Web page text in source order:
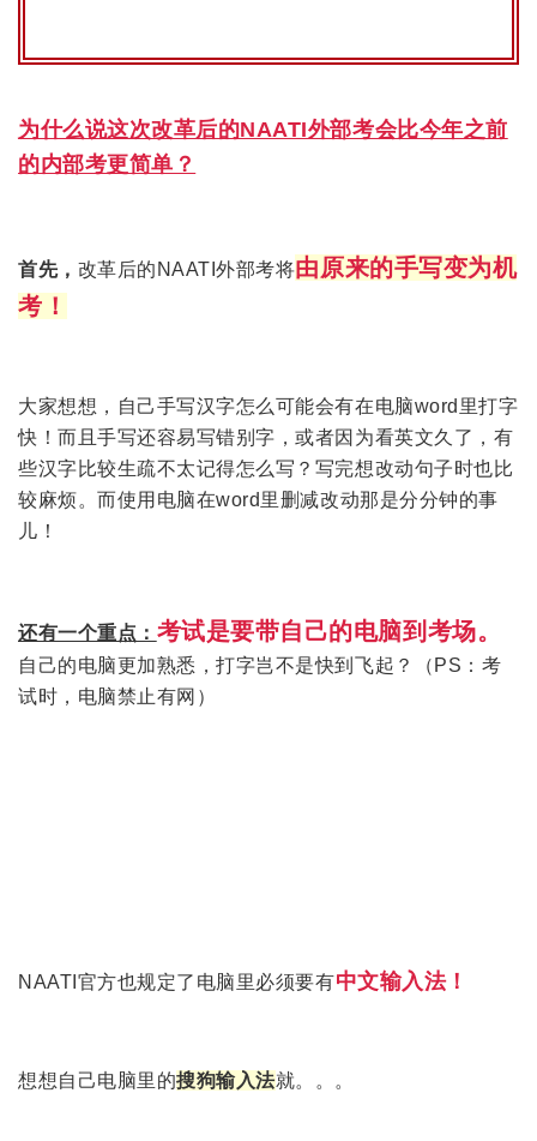
为什么说这次改革后的NAATI外部考会比今年之前
的内部考更简单？
首先， 改革后的NAATI外部考将由原来的手写变为机
考！
大家想想，自己手写汉字怎么可能会有在电脑word里打字
快！而且手写还容易写错别字，或者因为看英文久了，有
些汉字比较生疏不太记得怎么写？写完想改动句子时也比
较麻烦。而使用电脑在word里删减改动那是分分钟的事
儿！
还有一个重点： 考试是要带自己的电脑到考场。
自己的电脑更加熟悉，打字岂不是快到飞起？（PS：考
试时，电脑禁止有网）
NAATI官方也规定了电脑里必须要有中文输入法！
想想自己电脑里的搜狗输入法就。。。